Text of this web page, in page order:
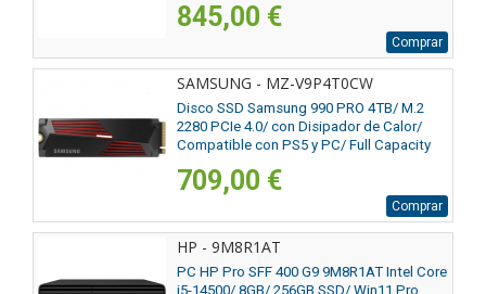
845,00 €
Comprar
SAMSUNG - MZ-V9P4T0CW
Disco SSD Samsung 990 PRO 4TB/ M.2
2280 PCIe 4.0/ con Disipador de Calor/
Compatible con PS5 y PC/ Full Capacity
709,00 €
Comprar
HP - 9M8R1AT
PC HP Pro SFF 400 G9 9M8R1AT Intel Core
i5-14500/ 8GB/ 256GB SSD/ Win11 Pro